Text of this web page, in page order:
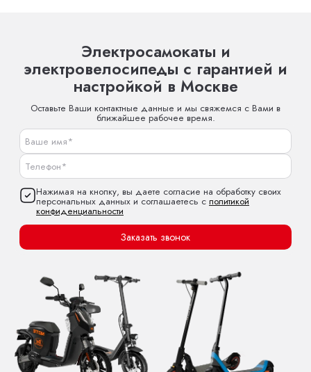
Электросамокаты и
электровелосипеды с гарантией и
настройкой в Москве
Оставьте Ваши контактные данные и мы свяжемся с Вами в
ближайшее рабочее время.
Нажимая на кнопку, вы даете согласие на обработку своих
персональных данных и соглашаетесь с политикой
конфиденциальности
Заказать звонок